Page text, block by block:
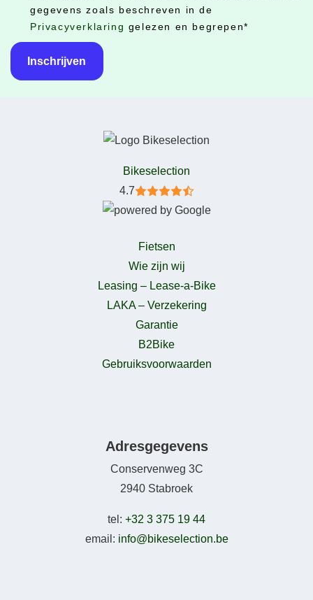
gegevens zoals beschreven in de
Privacyverklaring gelezen en begrepen*
Bikeselection
4.7
Fietsen
Wie zijn wij
Leasing – Lease-a-Bike
LAKA – Verzekering
Garantie
B2Bike
Gebruiksvoorwaarden
Adresgegevens
Conservenweg 3C
2940 Stabroek
tel: +32 3 375 19 44
email: info@bikeselection.be